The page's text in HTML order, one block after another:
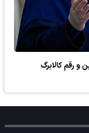
و رقم کالابرگ